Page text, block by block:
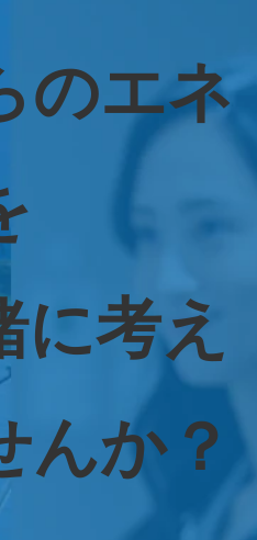
ネ手法
事例のエネ
考え
んか？